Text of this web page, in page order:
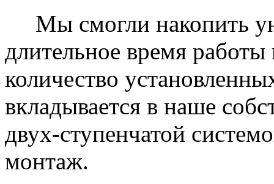
Мы смогли накопить
длительное время
количество
вкладывается в наше
двух-ступенчатой
монтаж.